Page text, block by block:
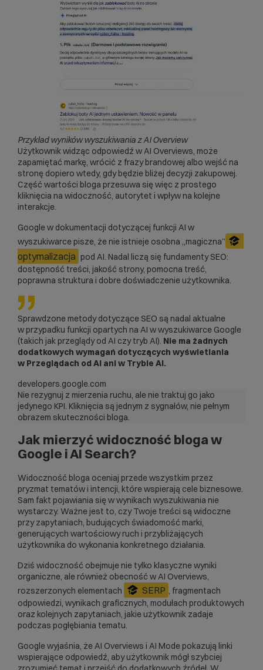
Przykład wyników wyszukiwania z AI Overview
Użytkownik widząc odpowiedź w AI Overviews, może
zapamiętać markę, wrócić z frazy brandowej albo wejść na
stronę dopiero wtedy, gdy będzie bliżej decyzji zakupowej.
Część wartości bloga przesuwa się więc z prostego
kliknięcia na widoczność, autorytet i wpływ na kolejne
interakcje.
Google w dokumentacji dotyczącej funkcji AI w
wyszukiwarce pisze, że nie istnieje osobna „magiczna”
optymalizacja pod AI. Nadal liczą się fundamenty SEO:
dostępność treści, jakość strony, pomocna treść,
poprawna struktura i dobre doświadczenie użytkownika.
Sprawdzone metody dotyczące SEO są nadal aktualne
w przypadku funkcji opartych na AI w wyszukiwarce Google
(takich jak przeglądy od AI czy tryb AI). Nie ma żadnych
dodatkowych wymagań dotyczących wyświetlania
w Przeglądach od AI ani w Trybie AI.
developers.google.com
Nie rezygnuj z mierzenia ruchu, ale nie traktuj go jako
jedynego KPI. Kliknięcia są jednym z sygnałów, nie pełnym
obrazem skuteczności bloga.
Jak mierzyć widoczność bloga w
Google i AI Search?
Widoczność bloga oceniaj przede wszystkim przez
pryzmat tematów i intencji, które wspierają cele biznesowe.
Sam fakt pojawiania się w wynikach wyszukiwania nie
wystarczy. Ważne jest to, czy Twoje treści są widoczne
przy zapytaniach, budujących świadomość marki,
generujących wartościowy ruch i przybliżających
użytkownika do wykonania konkretnego działania.
Dziś widoczność obejmuje nie tylko klasyczne wyniki
organiczne, ale również obecność w AI Overviews,
rozszerzonych elementach
SERP , fragmentach
odpowiedzi, wynikach graficznych, modułach produktowych
oraz kolejnych zapytaniach, jakie użytkownik zadaje
podczas pogłębiania tematu.
Google wyjaśnia, że AI Overviews i AI Mode pokazują linki
wspierające odpowiedź, aby użytkownik mógł szybciej